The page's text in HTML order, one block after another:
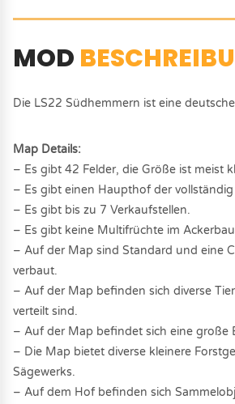
MOD
Die LS22 Südhemmern ist eine
Map Details:
– Es gibt 42 Felder, die Größe ist meist
– Es gibt einen Haupthof der
– Es gibt bis zu 7 Verkaufstellen.
– Es gibt keine Multifrüchte im
– Auf der Map sind Standard und eine
verbaut.
– Auf der Map befinden sich diverse
verteilt sind.
– Auf der Map befindet sich eine große
– Die Map bietet diverse kleinere
Sägewerks.
– Auf dem Hof befinden sich